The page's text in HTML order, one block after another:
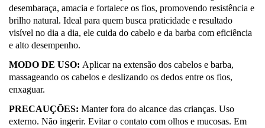
desembaraça, amacia e fortalece os fios, promovendo resistência e
brilho natural. Ideal para quem busca praticidade e resultado
visível no dia a dia, ele cuida do cabelo e da barba com eficiência
e alto desempenho.
MODO DE USO: Aplicar na extensão dos cabelos e barba,
massageando os cabelos e deslizando os dedos entre os fios,
enxaguar.
PRECAUÇÕES: Manter fora do alcance das crianças. Uso
externo. Não ingerir. Evitar o contato com olhos e mucosas. Em